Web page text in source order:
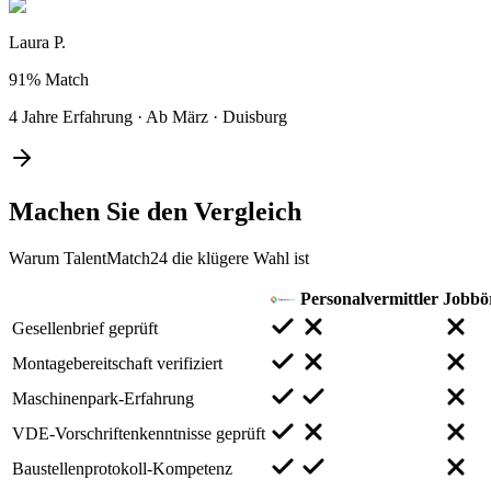
Laura P.
91% Match
4 Jahre Erfahrung · Ab März · Duisburg
Machen Sie den Vergleich
Warum TalentMatch24 die klügere Wahl ist
Personalvermittler
Gesellenbrief geprüft
Montagebereitschaft verifiziert
Maschinenpark-Erfahrung
VDE-Vorschriftenkenntnisse geprüft
Baustellenprotokoll-Kompetenz